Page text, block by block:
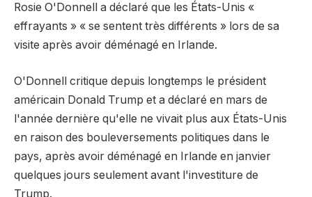
Rosie O'Donnell a déclaré que les États-Unis «
effrayants » « se sentent très différents » lors de sa
visite après avoir déménagé en Irlande.
O'Donnell critique depuis longtemps le président
américain Donald Trump et a déclaré en mars de
l'année dernière qu'elle ne vivait plus aux États-Unis
en raison des bouleversements politiques dans le
pays, après avoir déménagé en Irlande en janvier
quelques jours seulement avant l'investiture de
Trump.